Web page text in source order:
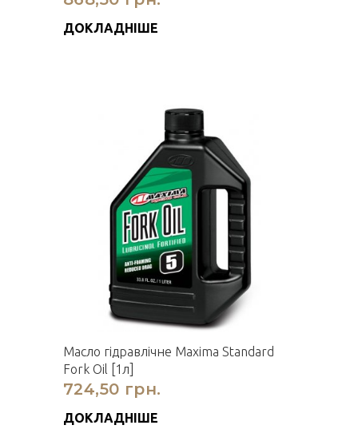
ДОКЛАДНІШЕ
Масло гідравлічне Maxima Standard
Fork Oil [1л]
724,50 грн.
ДОКЛАДНІШЕ